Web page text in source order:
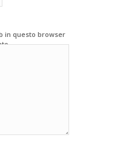
in questo browser